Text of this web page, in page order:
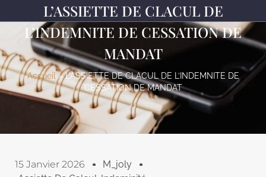
L’ASSIETTE DE CLACUL DE
L’INDEMNITE DE CESSATION DE
MANDAT
Accueil»L’ASSIETTE DE CLACUL DE L’INDEMNITE DE
CESSATION DE MANDAT
15 Janvier 2026
M_joly